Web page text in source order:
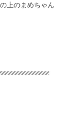
上のまめちゃん
ロー